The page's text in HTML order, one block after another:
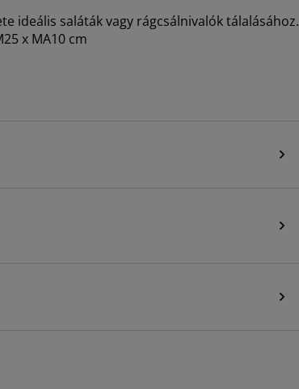
ideális saláták vagy rágcsálnivalók tálalásához.
x MA10 cm